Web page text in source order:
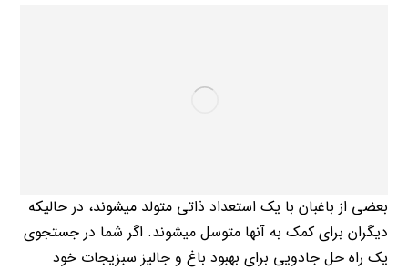
بعضی از باغبان با یک استعداد ذاتی متولد می­شوند، در حالی­که
دیگران برای کمک به آنها متوسل میشوند. اگر شما در جستجوی
یک راه حل جادویی برای بهبود باغ و جالیز سبزیجات خود